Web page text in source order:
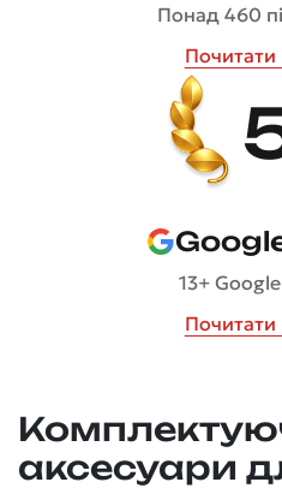
Понад 460
Почитати
13+ Google
Почитати
аксесуари